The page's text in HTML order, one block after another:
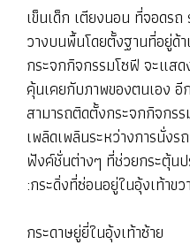
เข็นเด็ก เตียงนอน ที่จอดร
วางบนพื้นโดยตั้งฐานที่อยู่ด้
กระจกกิจกรรมโซฟี จะแส
คุ้นเคยกับภาพของตนเอง อี
สามารถติดตั้งกระจกกิจกร
เพลิดเพลินระหว่างการนั่งรถ
ฟังค์ชั่นต่างๆ ที่ช่วยกระตุ้น
:กระดิ่งที่ซ่อนอยู่ในอุ้งเท้าขวา
กระดาษยู่ยี่ในอุ้งเท้าซ้าย